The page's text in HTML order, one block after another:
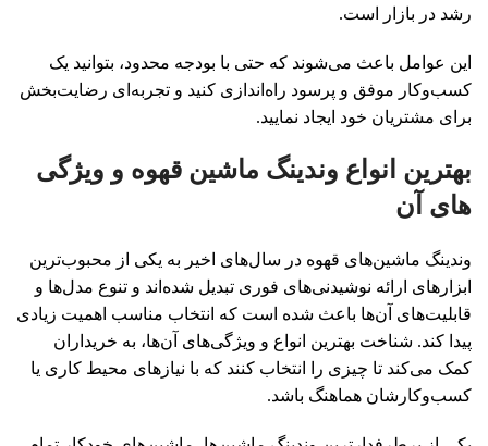
رشد در بازار است.
این عوامل باعث می‌شوند که حتی با بودجه محدود، بتوانید یک
کسب‌وکار موفق و پرسود راه‌اندازی کنید و تجربه‌ای رضایت‌بخش
برای مشتریان خود ایجاد نمایید.
بهترین انواع وندینگ ماشین قهوه و ویژگی
های آن
وندینگ ماشین‌های قهوه در سال‌های اخیر به یکی از محبوب‌ترین
ابزارهای ارائه نوشیدنی‌های فوری تبدیل شده‌اند و تنوع مدل‌ها و
قابلیت‌های آن‌ها باعث شده است که انتخاب مناسب اهمیت زیادی
پیدا کند. شناخت بهترین انواع و ویژگی‌های آن‌ها، به خریداران
کمک می‌کند تا چیزی را انتخاب کنند که با نیازهای محیط کاری یا
کسب‌وکارشان هماهنگ باشد.